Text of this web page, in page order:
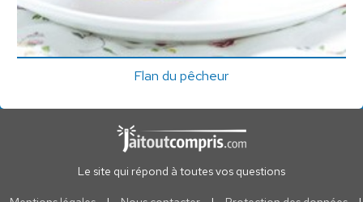
Flan du pêcheur
Le site qui répond à toutes vos questions